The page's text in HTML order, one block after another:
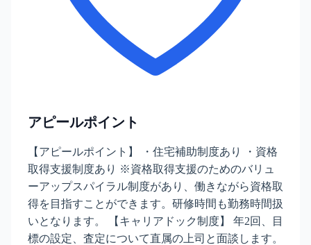
アピールポイント
【アピールポイント】 ・住宅補助制度あり ・資格
取得支援制度あり ※資格取得支援のためのバリュ
ーアップスパイラル制度があり、働きながら資格取
得を目指すことができます。研修時間も勤務時間扱
いとなります。 【キャリアドック制度】 年2回、目
標の設定、査定について直属の上司と面談します。